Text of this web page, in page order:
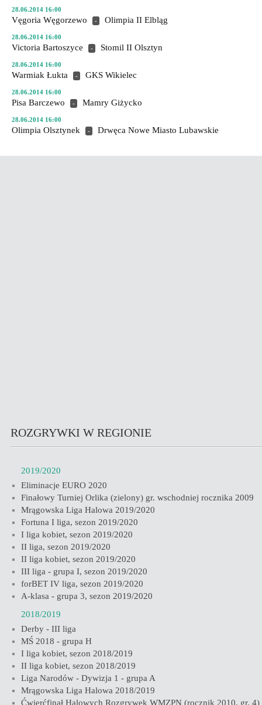
28.06.2014 16:00
Vęgoria Węgorzewo - Olimpia II Elbląg
28.06.2014 16:00
Victoria Bartoszyce - Stomil II Olsztyn
28.06.2014 16:00
Warmiak Łukta - GKS Wikielec
28.06.2014 16:00
Pisa Barczewo - Mamry Giżycko
28.06.2014 16:00
Olimpia Olsztynek - Drwęca Nowe Miasto Lubawskie
ROZGRYWKI W REGIONIE
2019/2020
Eliminacje EURO 2020
Finałowy Turniej Orlika (zielony) gr. wschodniej rocznika 2009
Mrągowska Liga Halowa 2019/2020
Fortuna I liga, sezon 2019/2020
I liga kobiet, sezon 2019/2020
II liga, sezon 2019/2020
II liga kobiet, sezon 2019/2020
III liga - grupa I, sezon 2019/2020
forBET IV liga, sezon 2019/2020
A-klasa - grupa 3, sezon 2019/2020
2018/2019
Derby - III liga
MŚ 2018 - grupa H
I liga kobiet, sezon 2018/2019
II liga kobiet, sezon 2018/2019
Liga Narodów - Dywizja 1 - grupa A
Mrągowska Liga Halowa 2018/2019
Ćwierćfinał Halowych Rozgrywek WMZPN (rocznik 2010, gr. 4)